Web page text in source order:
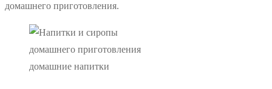
домашнего приготовления.
домашние напитки